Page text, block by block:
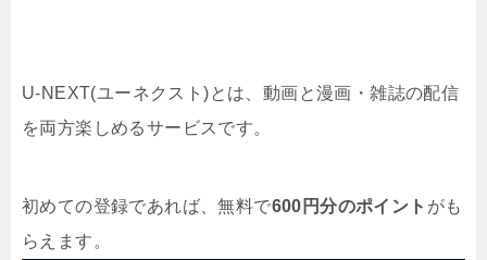
U-NEXT(ユーネクスト)とは、動画と漫画・雑誌の配信
を両方楽しめるサービスです。
初めての登録であれば、無料で600円分のポイント がも
らえます。